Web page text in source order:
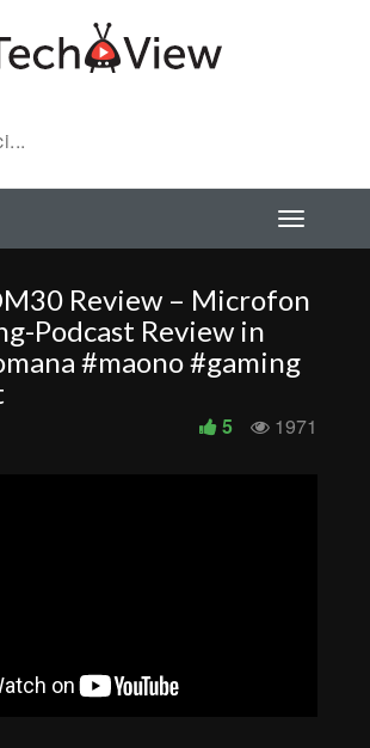
Review – Microfon
Podcast Review in
#maono #gaming
1971
5